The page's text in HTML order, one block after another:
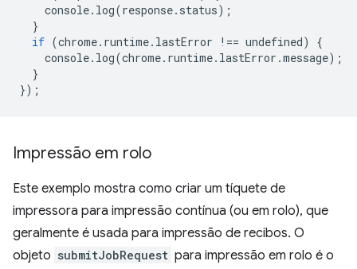
console. log(response. status);
}
if (chrome. runtime. lastError !== undefined)
{
console. log(chrome. runtime. lastError .message);
}
});
Impressão em rolo
Este exemplo mostra como criar um tíquete de
impressora para impressão contínua (ou em rolo), que
geralmente é usada para impressão de recibos. O
objeto submitJobRequest para impressão em rolo é o